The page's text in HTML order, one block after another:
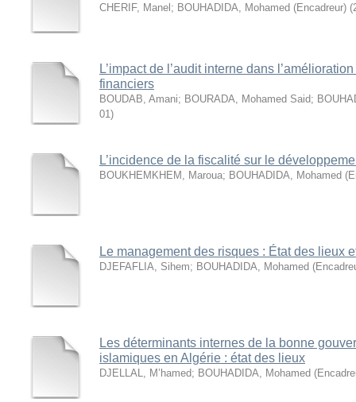
CHERIF, Manel ; BOUHADIDA, Mohamed (Encadreur) (
L’impact de l’audit interne dans
financiers
BOUDAB, Amani; BOURADA, Mohamed Said;
01)
L’incidence de la fiscalité sur le
BOUKHEMKHEM, Maroua; BOUHADIDA, Mohamed
Le management des risques : État des lieux
DJEFAFLIA, Sihem; BOUHADIDA, Mohamed
Les déterminants internes de la bonne
islamiques en Algérie : état des lieux
DJELLAL, M’hamed; BOUHADIDA, Mohamed